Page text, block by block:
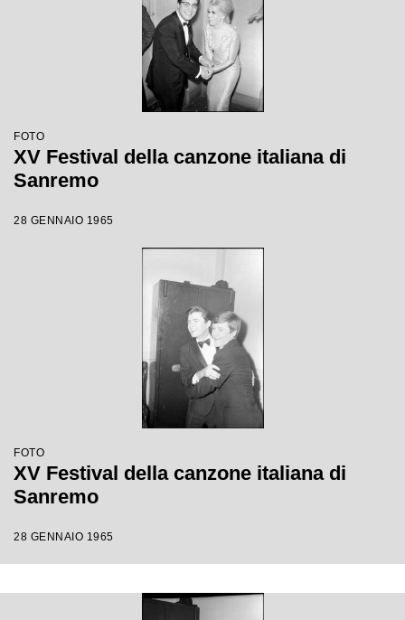
FOTO
XV Festival della canzone italiana di
Sanremo
28 GENNAIO 1965
FOTO
XV Festival della canzone italiana di
Sanremo
28 GENNAIO 1965